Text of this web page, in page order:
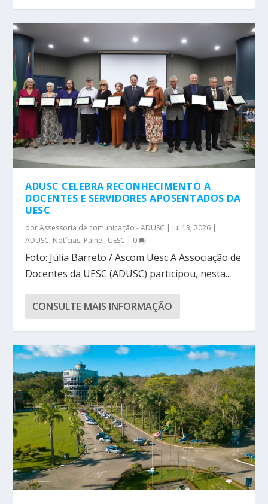
ADUSC CELEBRA RECONHECIMENTO A
DOCENTES E SERVIDORES APOSENTADOS DA
UESC
porAssessoria de comunicação - ADUSC | jul 13, 2026 |
ADUSC, Notícias, Painel, UESC | 0
Foto: Júlia Barreto / Ascom Uesc A Associação de
Docentes da UESC (ADUSC) participou, nesta...
CONSULTE MAIS INFORMAÇÃO